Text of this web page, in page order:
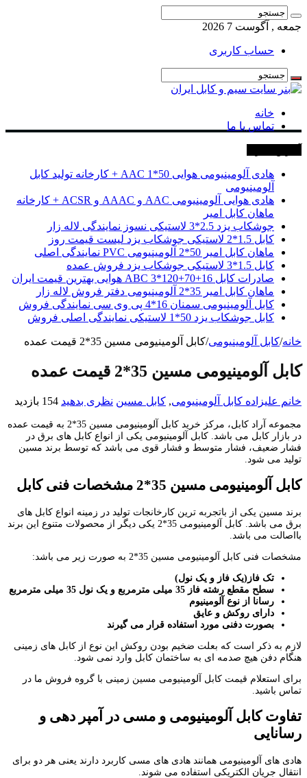
جمعه , آگوست 7 2026
حساب کاربری
خانه
تماس با ما
هادی آلومینیومی هوایی 50*1 AAC + کارخانه تولید کابل
آلومینیومی
هادی هوایی آلومینیومی AAC و AAAC و ACSR + کارخانه
ماهان کابل امیر
جوشکاب یزد 2.5*3 لاستیکی نسوز نمایندگی لاله زار
کابل 1.5*2 لاستیکی جوشکاب یزد لیست قیمت روز
ماهان کابل امیر 50*2 آلومینیومی PVC نمایندگی اصلی
کابل 1.5*3 لاستیکی جوشکاب یزد فروش عمده
صادرات کابل 16+70+120*3 ABC هوایی بهترین قیمت ایران
ماهان کابل امیر 35*2 آلومینیومی دفتر فروش لاله زار
کابل آلومینیومی سمنان 16*4 پی وی سی نمایندگی فروش
کابل جوشکاب یزد 50*1 لاستیکی نمایندگی اصلی فروش
خانه/کابل آلومینیومی/کابل آلومینیومی مسین 35*2 قیمت عمده
کابل آلومینیومی مسین 35*2 قیمت عمده
خانم علیزاده کابل آلومینیومی, کابل مسین نظری بدهید 154 بازدید
مجموعه آراد کابل، مرکز خرید کابل آلومینیومی مسین 35*2 به قیمت عمده
در بازار کابل می باشد. کابل آلومینیومی یکی از انواع کابل های برق در
فشار ضعیف، فشار متوسط و فشار قوی می باشد که توسط برند مسین
تولید می شود.
کابل آلومینیومی مسین 35
*
2 مشخصات فنی کابل
برند مسین یکی از باتجربه ترین کارخانجات تولید در زمینه انواع کابل های
برق می باشد. کابل آلومینیومی 35*2 یکی دیگر از محصولات متنوع این برند
بااصالت می باشد.
مشخصات فنی کابل آلومینیومی مسین 35*2 به صورت زیر می باشد:
تک فاز(یک فاز و یک نول)
سطح مقطع رشته فاز 35 میلی مترمربع و یک نول 35 میلی مترمربع
رسانا از نوع آلومینیوم
دارای روکش و عایق
بصورت دفنی مورد استفاده قرار می گیرند
لازم به ذکر است که بعلت ضخیم بودن روکش این نوع از کابل های زمینی
هنگام دفن هیچ صدمه ای به ساختمان کابل وارد نمی شود.
برای استعلام قیمت کابل آلومینیومی مسین زمینی با گروه فروش ما در
تماس باشید.
تفاوت کابل آلومینیومی و مسی در آمپر دهی و
رسانایی
هادی های آلومینیومی همانند هادی های مسی کاربرد دارند یعنی هر دو برای
انتقال جریان الکتریکی استفاده می شوند.